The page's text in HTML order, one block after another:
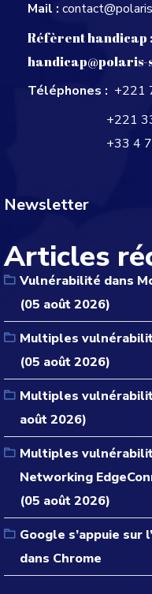
Mail :
Réfèrent handicap :
handicap@polaris-
Téléphones : +221
+221 33
+33 4 78
Newsletter
Articles
Vulnérabilité dans
(05 août 2026)
Multiples
(05 août 2026)
Multiples
août 2026)
Multiples
Networking
(05 août 2026)
Google s’appuie sur
dans Chrome